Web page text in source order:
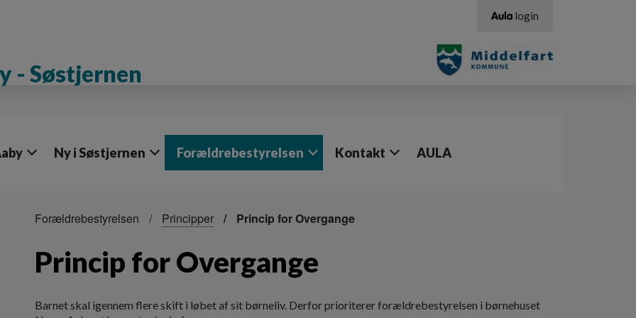
- Søstjernen
login
Ny i Søstjernen Forældrebestyrelsen Kontakt AULA
Forældrebestyrelsen Principper Princip for Overgange
Princip for Overgange
Barnet skal igennem flere skift i løbet af sit børneliv. Derfor prioriterer forældrebestyrelsen i børnehuset